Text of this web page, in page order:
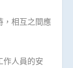
，相互之間應
作人員的安